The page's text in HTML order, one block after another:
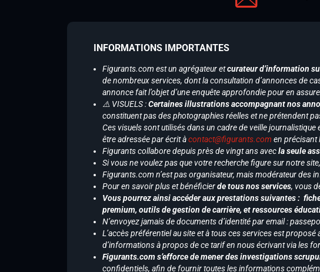
INFORMATIONS IMPORTANTES
Figurants.com est un agrégateur etcurateur d’information
de nombreux services, dont la consultation d’annonces de
annonce fait l’objet d’une enquête approfondie pour en
⚠️ VISUELS :Certaines illustrations accompagnant nos
constituent pas des photographies réelles et ne prétendent
Ces visuels sont utilisés dans un cadre de veille
être adressée par écrit àcontact@figurants.com en précisant
Figurants collabore depuis près de vingt ans avecla seule
Si vous ne voulez pas que votre recherche figure sur notre
Figurants.com n’est pas organisateur, mais modérateur des
Pour en savoir plus et bénéficierde tous nos services, vous
Vous pourrez ainsi accéder aux prestations suivantes :
premium, outils de gestion de carrière, et ressources
N’envoyez jamais de documents d’identité par email :
L’accès préférentiel au site et à tous ces services est
d’informations à propos de ce tarif en nous écrivant via les
Figurants.com s’efforce de mener des investigations
confidentiels, afin de fournir toutes les informations